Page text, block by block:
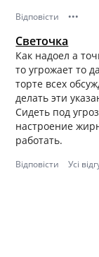
Відповісти •••
Светочка
Как надоел а
то угрожает то
торте всех
делать эти
Сидеть под
настроение
работать.
Відповісти Усі